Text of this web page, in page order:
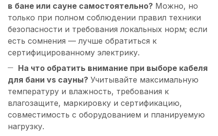
в бане или сауне самостоятельно? Можно, но
только при полном соблюдении правил техники
безопасности и требования локальных норм; если
есть сомнения — лучше обратиться к
сертифицированному электрику.
На что обратить внимание при выборе кабеля
для бани vs сауны? Учитывайте максимальную
температуру и влажность, требования к
влагозащите, маркировку и сертификацию,
совместимость с оборудованием и планируемую
нагрузку.